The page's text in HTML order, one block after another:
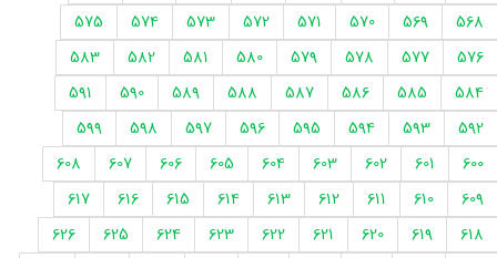
568
569
570
571
572
573
574
575
576
577
578
579
580
581
582
583
584
585
586
587
588
589
590
591
592
593
594
595
596
597
598
599
600
601
602
603
604
605
606
607
608
609
610
611
612
613
614
615
616
617
618
619
620
621
622
623
624
625
626